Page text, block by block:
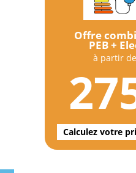
Offre
PEB +
à partir de
Calculez votre